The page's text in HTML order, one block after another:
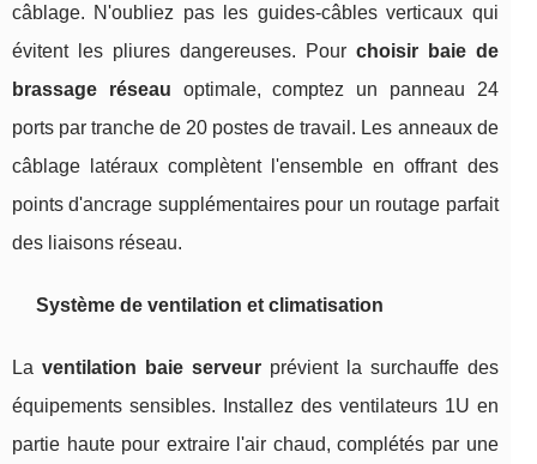
câblage. N'oubliez pas les guides-câbles verticaux qui
évitent les pliures dangereuses. Pour choisir baie de
brassage réseau optimale, comptez un panneau 24
ports par tranche de 20 postes de travail. Les anneaux de
câblage latéraux complètent l'ensemble en offrant des
points d'ancrage supplémentaires pour un routage parfait
des liaisons réseau.
Système de ventilation et climatisation
La ventilation baie serveurprévient la surchauffe des
équipements sensibles. Installez des ventilateurs 1U en
partie haute pour extraire l'air chaud, complétés par une